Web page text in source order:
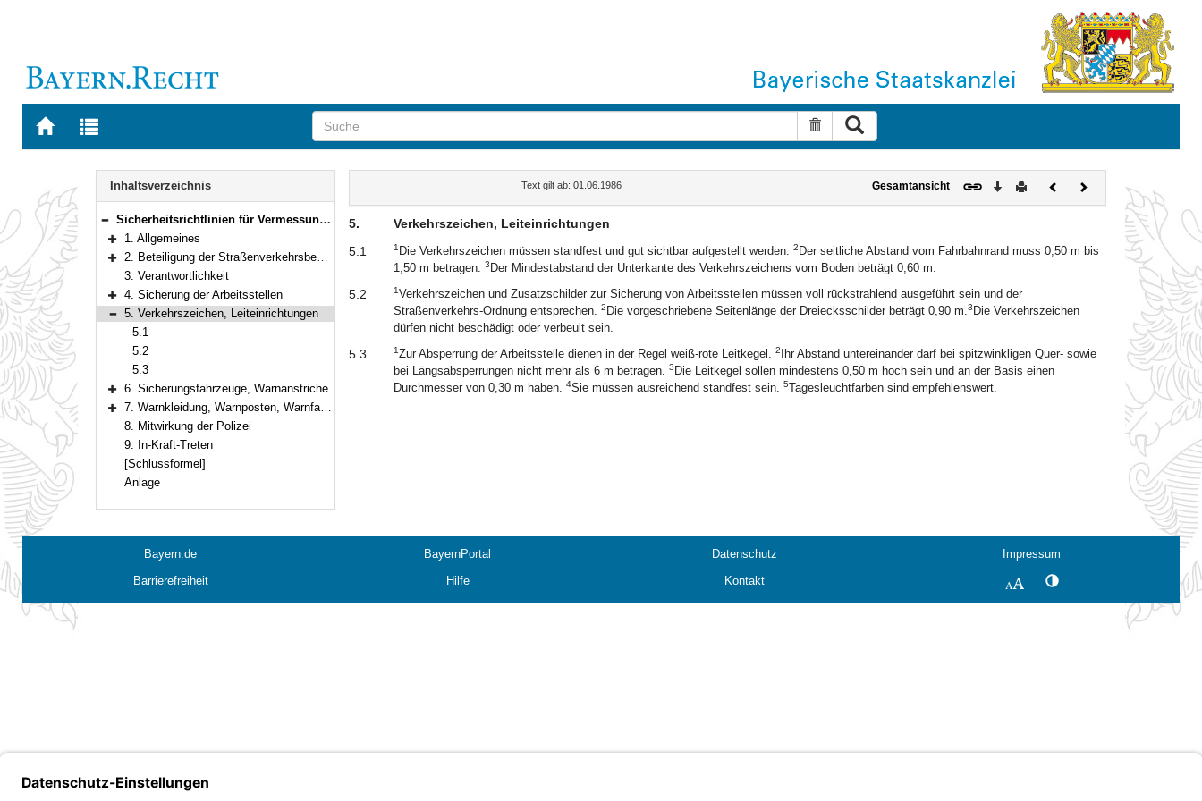
Zur
BAYERN.RECHT
Zur
letzten
Suche zurücksetzen
Navigation
Inhaltsverzeichnis
Bereich reduzieren
Sicherheitsrichtlinien für Vermessungen auf Straßen in Bayern
Bereich erweitern
1. Allgemeines
Bereich erweitern
2. Beteiligung der Straßenverkehrsbehörde
3. Verantwortlichkeit
Bereich erweitern
4. Sicherung der Arbeitsstellen
Bereich reduzieren
5. Verkehrszeichen, Leiteinrichtungen
5.1
5.2
5.3
Bereich erweitern
6. Sicherungsfahrzeuge, Warnanstriche
Bereich erweitern
7. Warnkleidung, Warnposten, Warnfahnen
8. Mitwirkung der Polizei
9. In-Kraft-Treten
[Schlussformel]
Anlage
Text gilt ab: 01.06.1986 Gesamtansicht Download
DruckenVorherigesNächstes
Dokument
5.
Verkehrszeichen, Leiteinrichtungen
5.1
1 Die Verkehrszeichen müssen standfest und gut sichtbar aufgestellt werden. 2 Der seitliche Abstand vom Fahrbahnrand muss 0,50 m bis
1,50 m betragen. 3 Der Mindestabstand der Unterkante des Verkehrszeichens vom Boden beträgt 0,60 m.
5.2 1Verkehrszeichen und Zusatzschilder zur Sicherung von Arbeitsstellen müssen voll rückstrahlend ausgeführt sein und der
Straßenverkehrs-Ordnung entsprechen. 2 Die vorgeschriebene Seitenlänge der Dreiecksschilder beträgt 0,90 m.3 Die Verkehrszeichen
dürfen nicht beschädigt oder verbeult sein.
5.3 1Zur Absperrung der Arbeitsstelle dienen in der Regel weiß-rote Leitkegel. 2
Ihr Abstand untereinander darf bei spitzwinkligen Quer- sowie
bei Längsabsperrungen nicht mehr als 6 m betragen. 3 Die Leitkegel sollen mindestens 0,50 m hoch sein und an der Basis einen
Durchmesser von 0,30 m haben. 4Sie müssen ausreichend standfest sein. 5Tagesleuchtfarben sind empfehlenswert.
Bayern.de BayernPortal Datenschutz
Impressum
Barrierefreiheit
Hilfe Kontakt SchriftgrößeKontrastwechsel